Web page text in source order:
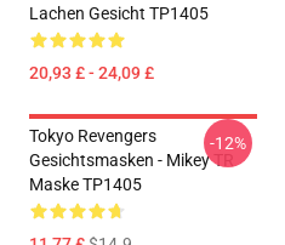
Lachen Gesicht TP1405
20,93 £ - 24,09 £
Tokyo Revengers
Gesichtsmasken - Mikey TR
Maske TP1405
-12%